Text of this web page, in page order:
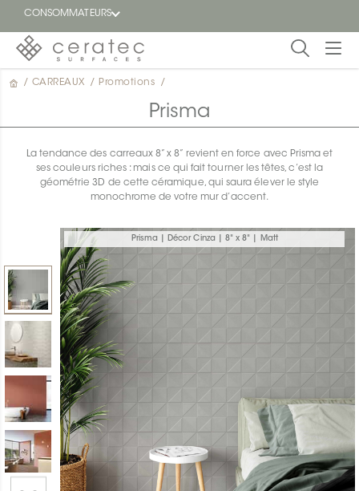
CONSOMMATEURS
En
Trouver
un
/ CARREAUX / Promotions /
Prisma
La tendance des carreaux 8” x 8” revient en force avec Prisma et
ses couleurs riches : mais ce qui fait tourner les têtes, c’est la
géométrie 3D de cette céramique, qui saura élever le style
monochrome de votre mur d’accent.
Prisma | Décor Cinza | 8" x 8" | Matt